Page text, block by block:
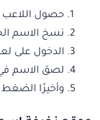
حصول اللاعب
نسخ الاسم
الدخول على
لصق الاسم
وأخيرًا